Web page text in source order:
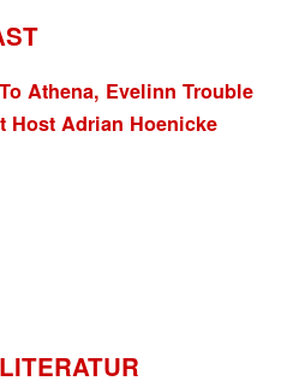
Athena, Evelinn Trouble
Host Adrian Hoenicke